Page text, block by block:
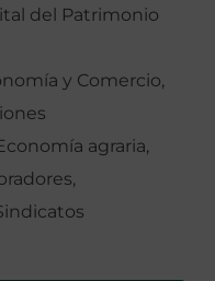
del Patrimonio
y Comercio,
agraria,